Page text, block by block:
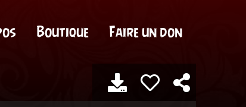
Boutique Faire un don